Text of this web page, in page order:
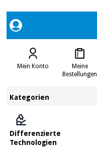
Mein Konto
Meine
Bestellungen
Kategorien
Differenzierte
Technologien